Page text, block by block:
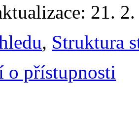
21.
, Struktura
o přístupnosti